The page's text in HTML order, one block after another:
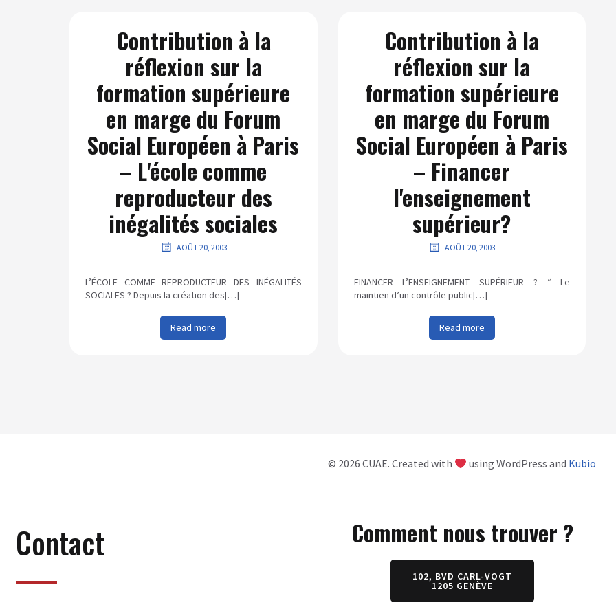
Contribution à la
réflexion sur la
formation supérieure
en marge du Forum
Social Européen à Paris
– L'école comme
reproducteur des
inégalités sociales
AOÛT 20, 2003
L’ÉCOLE COMME REPRODUCTEUR DES INÉGALITÉS
SOCIALES ? Depuis la création des[…]
Read more
Contribution à la
réflexion sur la
formation supérieure
en marge du Forum
Social Européen à Paris
– Financer
l'enseignement
supérieur?
AOÛT 20, 2003
FINANCER L’ENSEIGNEMENT SUPÉRIEUR ? “ Le
maintien d’un contrôle public[…]
Read more
© 2026 CUAE. Created with using WordPress and Kubio
Contact Comment nous trouver ?
102, BVD CARL-VOGT
1205 GENÈVE